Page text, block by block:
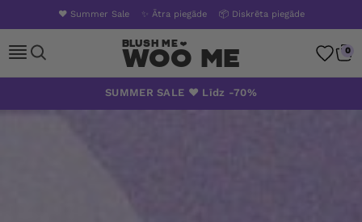
❤️ Summer Sale ✨ Ātra piegāde 📦 Diskrēta piegāde
Woo Me 0
SUMMER SALE ❤️ Līdz -70%